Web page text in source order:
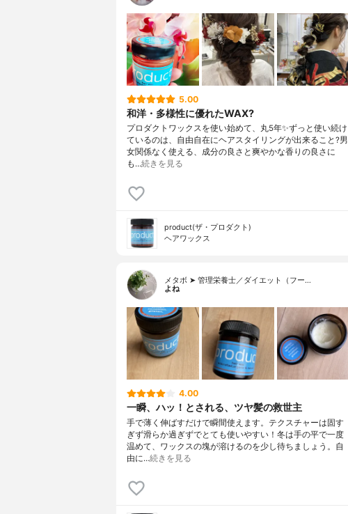
5.00
和洋・多様性に優れたWAX?
プロダクトワックスを使い始めて、丸5年✨ずっと使い続け
ているのは、自由自在にヘアスタイリングが出来ること?男
女関係なく使える、成分の良さと爽やかな香りの良さに
も…続きを見る
product(ザ・プロダクト)
ヘアワックス
メタボ ➤ 管理栄養士／ダイエット（フー…
よね
4.00
一瞬、ハッ！とされる、ツヤ髪の救世主
手で薄く伸ばすだけで瞬間使えます。テクスチャーは固す
ぎず滑らか過ぎずでとても使いやすい！冬は手の平で一度
温めて、ワックスの塊が溶けるのを少し待ちましょう。自
由に…続きを見る